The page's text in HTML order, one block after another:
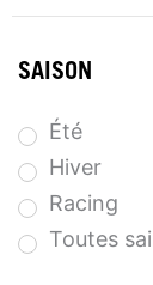
SAISON
Été
Hiver
Racing
Toutes